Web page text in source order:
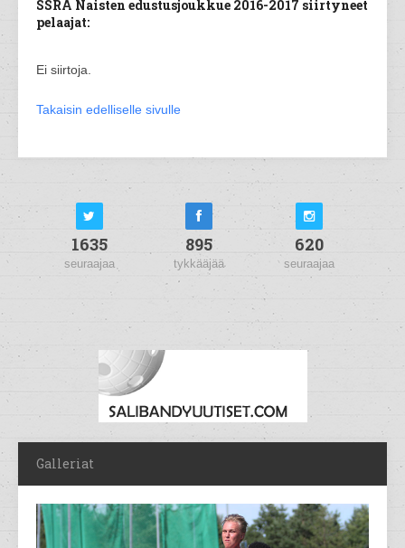
SSRA Naisten edustusjoukkue 2016-2017 siirtyneet
pelaajat:
Ei siirtoja.
Takaisin edelliselle sivulle
1635
seuraajaa
895
tykkääjää
620
seuraajaa
Galleriat